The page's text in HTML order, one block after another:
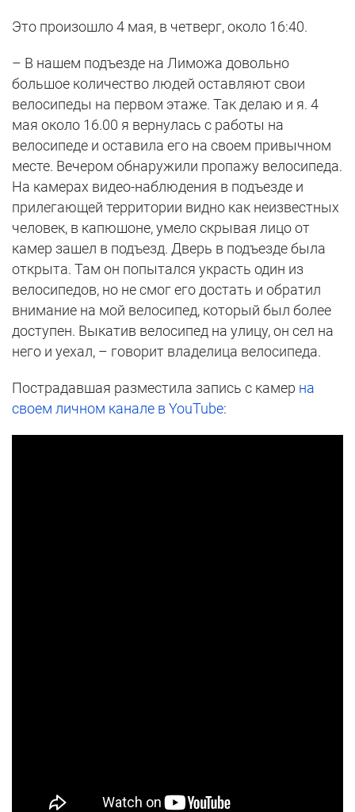
Это произошло 4 мая, в четверг, около 16:40.
– В нашем подъезде на Лиможа довольно
большое количество людей оставляют свои
велосипеды на первом этаже. Так делаю и я. 4
мая около 16.00 я вернулась с работы на
велосипеде и оставила его на своем привычном
месте. Вечером обнаружили пропажу велосипеда.
На камерах видео-наблюдения в подъезде и
прилегающей территории видно как неизвестных
человек, в капюшоне, умело скрывая лицо от
камер зашел в подъезд. Дверь в подъезде была
открыта. Там он попытался украсть один из
велосипедов, но не смог его достать и обратил
внимание на мой велосипед, который был более
доступен. Выкатив велосипед на улицу, он сел на
него и уехал, – говорит владелица велосипеда.
Пострадавшая разместила запись с камер на
своем личном канале в YouTube: